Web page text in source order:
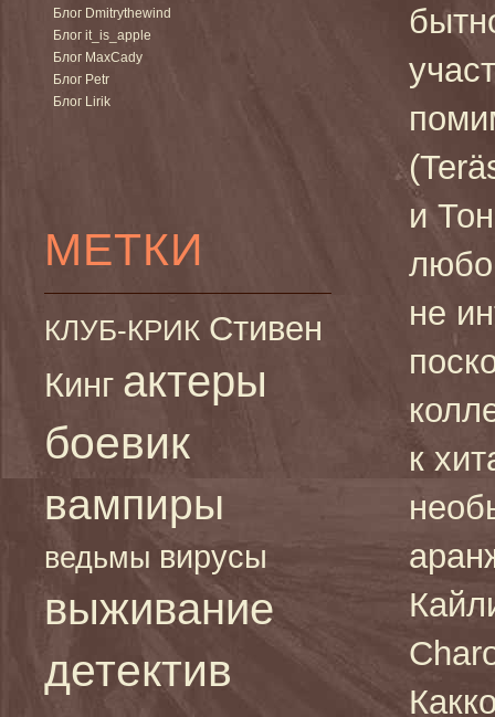
Блог Dmitrythewind
Блог it_is_apple
Блог MaxCady
Блог Petr
Блог Lirik
МЕТКИ
КЛУБ-КРИК Стивен
Кинг актеры
боевик
вампиры
ведьмы вирусы
выживание
детектив
и
не
к